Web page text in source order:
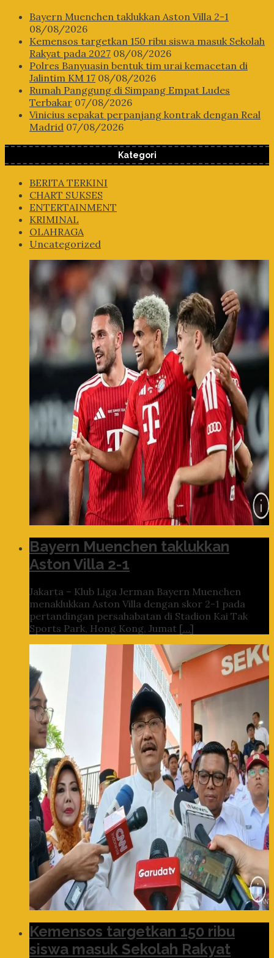
Bayern Muenchen taklukkan Aston Villa 2-1
08/08/2026
Kemensos targetkan 150 ribu siswa masuk Sekolah
Rakyat pada 2027 08/08/2026
Polres Banyuasin bentuk tim urai kemacetan di
Jalintim KM 17 08/08/2026
Rumah Panggung di Simpang Empat Ludes
Terbakar 07/08/2026
Vinicius sepakat perpanjang kontrak dengan Real
Madrid 07/08/2026
Kategori
BERITA TERKINI
CHART SUKSES
ENTERTAINMENT
KRIMINAL
OLAHRAGA
Uncategorized
Bayern Muenchen taklukkan
Aston Villa 2-1
Jakarta – Klub Liga Jerman Bayern Muenchen
menaklukkan Aston Villa dengan skor 2-1 pada
pertandingan persahabatan di Stadion Kai Tak
Sports Park, Hong Kong, Jumat […]
Kemensos targetkan 150 ribu
siswa masuk Sekolah Rakyat